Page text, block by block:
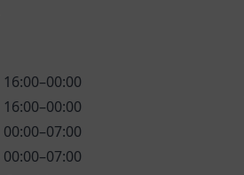
16:00–00:00
16:00–00:00
00:00–07:00
00:00–07:00